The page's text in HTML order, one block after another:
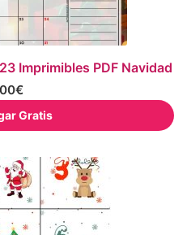
Imprimibles PDF Navidad
€
Gratis